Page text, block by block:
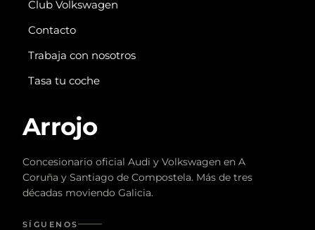
Club Volkswagen
Contacto
Trabaja con nosotros
Tasa tu coche
Arrojo
Concesionario oficial Audi y Volkswagen en A
Coruña y Santiago de Compostela. Más de tres
décadas moviendo Galicia.
SÍGUENOS